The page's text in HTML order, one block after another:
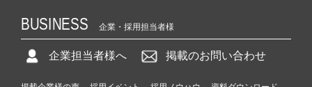
BUSINESS 企業・採用担当者様
企業担当者様へ 掲載のお問い合わせ